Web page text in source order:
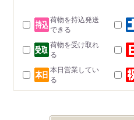
荷物を持込発送
できる
荷物を受け取れ
る
本日営業してい
る